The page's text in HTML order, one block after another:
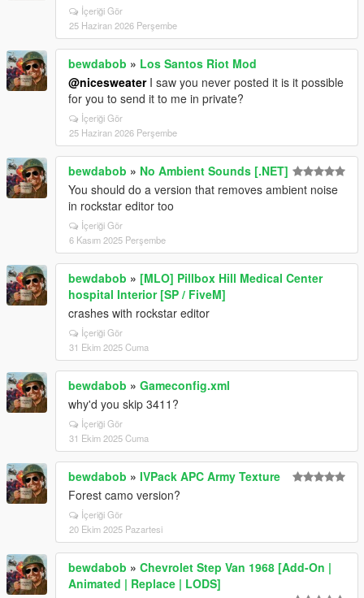
İçeriği Gör
25 Haziran 2026 Perşembe
bewdabob » Los Santos Riot Mod
@nicesweaterI saw you never posted it is it possible
for you to send it to me in private?
İçeriği Gör
25 Haziran 2026 Perşembe
bewdabob » No Ambient Sounds [.NET]
You should do a version that removes ambient noise
in rockstar editor too
İçeriği Gör
6 Kasım 2025 Perşembe
bewdabob » [MLO] Pillbox Hill Medical Center
hospital Interior [SP / FiveM]
crashes with rockstar editor
İçeriği Gör
31 Ekim 2025 Cuma
bewdabob » Gameconfig.xml
why'd you skip 3411?
İçeriği Gör
31 Ekim 2025 Cuma
bewdabob » IVPack APC Army Texture
Forest camo version?
İçeriği Gör
20 Ekim 2025 Pazartesi
bewdabob » Chevrolet Step Van 1968 [Add-On |
Animated | Replace | LODS]